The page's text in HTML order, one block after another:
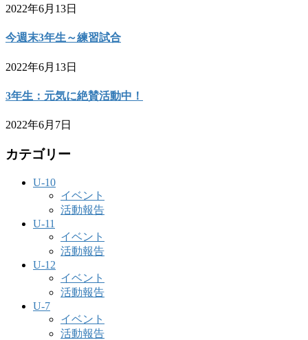
2022年6月13日
今週末3年生～練習試合
2022年6月13日
3年生：元気に絶賛活動中！
2022年6月7日
カテゴリー
U-10
イベント
活動報告
U-11
イベント
活動報告
U-12
イベント
活動報告
U-7
イベント
活動報告